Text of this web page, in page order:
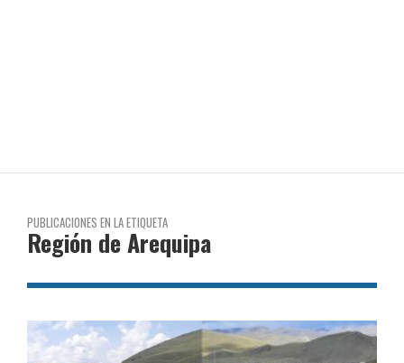
PUBLICACIONES EN LA ETIQUETA
Región de Arequipa